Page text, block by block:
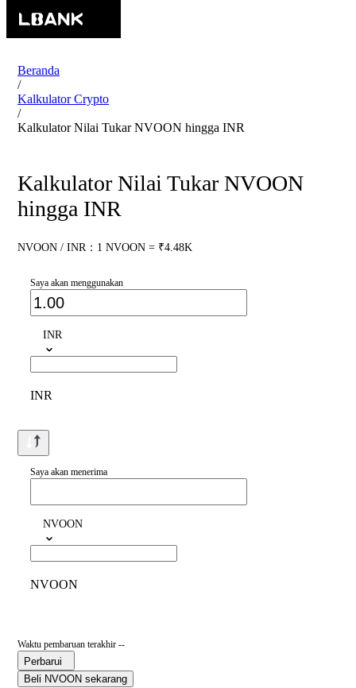
Beranda
/
Kalkulator Crypto
/
Kalkulator Nilai Tukar NVOON hingga INR
Kalkulator Nilai Tukar NVOON
hingga INR
NVOON / INR：1 NVOON = ₹4.48K
Saya akan menggunakan
INR
INR
Saya akan menerima
NVOON
NVOON
Waktu pembaruan terakhir --
Perbarui
Beli NVOON sekarang